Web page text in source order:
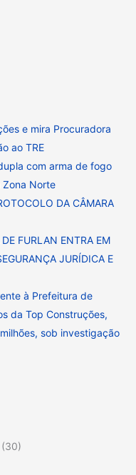
e mira Procuradora
ao TRE
com arma de fogo
Norte
DA CÂMARA
FURLAN ENTRA EM
JURÍDICA E
à Prefeitura de
da Top Construções,
sob investigação
(30)